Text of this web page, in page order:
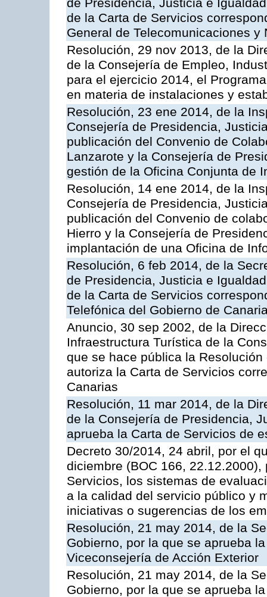
de Presidencia, Justicia e
de la Carta de Servicios
General de Telecomunicaciones y
Resolución, 29 nov 2013, de la
de la Consejería de Empleo,
para el ejercicio 2014, el
en materia de instalaciones y
Resolución, 23 ene 2014, de la
Consejería de Presidencia,
publicación del Convenio de
Lanzarote y la Consejería de
gestión de la Oficina Conjunta de
Resolución, 14 ene 2014, de la
Consejería de Presidencia,
publicación del Convenio de
Hierro y la Consejería de
implantación de una Oficina de
Resolución, 6 feb 2014, de la
de Presidencia, Justicia e
de la Carta de Servicios
Telefónica del Gobierno de
Anuncio, 30 sep 2002, de la
Infraestructura Turística de la
que se hace pública la
autoriza la Carta de Servicios
Canarias
Resolución, 11 mar 2014, de la
de la Consejería de Presidencia,
aprueba la Carta de Servicios de
Decreto 30/2014, 24 abril, por el
diciembre (BOC 166,
Servicios, los sistemas de
a la calidad del servicio público y
iniciativas o sugerencias de los
Resolución, 21 may 2014, de la
Gobierno, por la que se aprueba
Viceconsejería de Acción Exterior
Resolución, 21 may 2014, de la
Gobierno, por la que se aprueba